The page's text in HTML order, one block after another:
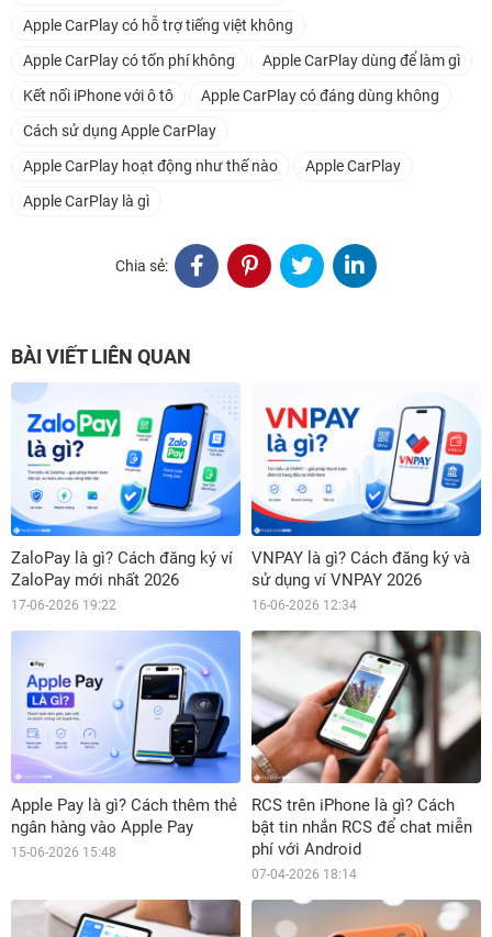
Apple CarPlay có hỗ trợ tiếng việt không
Apple CarPlay có tốn phí không
Apple CarPlay dùng để làm gì
Kết nối iPhone với ô tô
Apple CarPlay có đáng dùng không
Cách sử dụng Apple CarPlay
Apple CarPlay hoạt động như thế nào
Apple CarPlay
Apple CarPlay là gì
Chia sẻ:
BÀI VIẾT LIÊN QUAN
ZaloPay là gì? Cách đăng ký ví
ZaloPay mới nhất 2026
17-06-2026 19:22
VNPAY là gì? Cách đăng ký và
sử dụng ví VNPAY 2026
16-06-2026 12:34
Apple Pay là gì? Cách thêm thẻ
ngân hàng vào Apple Pay
15-06-2026 15:48
RCS trên iPhone là gì? Cách
bật tin nhắn RCS để chat miễn
phí với Android
07-04-2026 18:14